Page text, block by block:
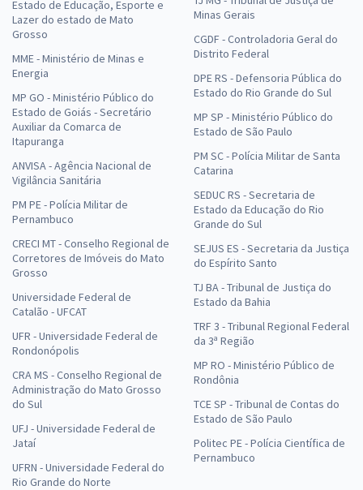
R$ 399,92
à vista
Economize R$ 99,98 (-20%)
Comprar
Treinamento Intensivo para SEDES DF - Especialista em
Desenvolvimento e Assistência Social (EDAS) - Especialidade: Direito
e Legislação (Cargo 403) (Pós-Edital)
à vista
R$26,66
Economize R$ 79,98 (-20%)
Treinamento Intensivo para SEDES DF - Especialista em
Desenvolvimento e Assistência Social (EDAS) - Especialidade:
Administração (Cargo 400) (Pós-Edital)
à vista
ou 12x de
Economize R$ 59,98 (-20%)
Estado de Educação, Esporte e
Lazer do estado de Mato
Grosso
MME - Ministério de Minas e
Energia
MP GO - Ministério Público do
Estado de Goiás - Secretário
Auxiliar da Comarca de
Itapuranga
ANVISA - Agência Nacional de
Vigilância Sanitária
PM PE - Polícia Militar de
Pernambuco
CRECI MT - Conselho Regional de
Corretores de Imóveis do Mato
Grosso
Universidade Federal de
Catalão - UFCAT
UFR - Universidade Federal de
Rondonópolis
CRA MS - Conselho Regional de
Administração do Mato Grosso
do Sul
UFJ - Universidade Federal de
Jataí
UFRN - Universidade Federal do
Rio Grande do Norte
Minas Gerais
CGDF - Controladoria Geral do
Distrito Federal
DPE RS - Defensoria Pública do
Estado do Rio Grande do Sul
MP SP - Ministério Público do
Estado de São Paulo
PM SC - Polícia Militar de Santa
Catarina
SEDUC RS - Secretaria de
Estado da Educação do Rio
Grande do Sul
SEJUS ES - Secretaria da Justiça
do Espírito Santo
TJ BA - Tribunal de Justiça do
Estado da Bahia
TRF 3 - Tribunal Regional Federal
da 3ª Região
MP RO - Ministério Público de
Rondônia
TCE SP - Tribunal de Contas do
Estado de São Paulo
Politec PE - Polícia Científica de
Pernambuco